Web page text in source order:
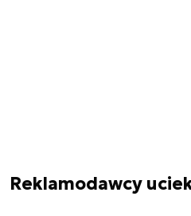
Reklamodawcy